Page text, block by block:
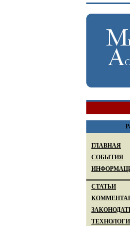
ГЛАВНАЯ
СОБЫТИЯ
СТАТЬИ